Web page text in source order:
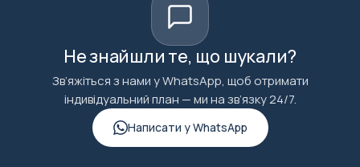
Не знайшли те, що шукали?
Зв’яжіться з нами у WhatsApp, щоб отримати
індивідуальний план — ми на зв’язку 24/7.
Написати у WhatsApp